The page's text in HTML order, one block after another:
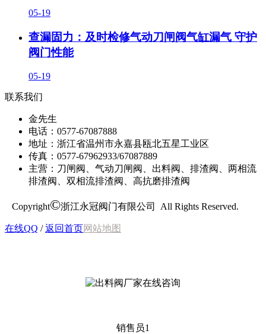
05-19
查漏固力：及时检修气动刀闸阀气缸漏气 守护
阀门性能
05-19
联系我们
金先生
电话：0577-67087888
地址：浙江省温州市永嘉县瓯北五星工业区
传真：0577-67962933/67087889
主营：刀闸阀、气动刀闸阀、出料阀、排渣阀、两相流
排渣阀、双相流排渣阀、高抗磨排渣阀
Copyright©浙江永冠阀门有限公司 All Rights Reserved.
在线QQ /返回首页 网站地图
销售员1